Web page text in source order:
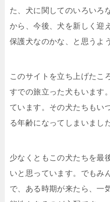
た、犬に関してのいろいろ
から、今後、犬を新しく迎
保護犬なのかな、と思うよ
このサイトを立ち上げたこ
すでの旅立った犬もいます
ています。その犬たちもい
る年齢になってしまいまし
少なくともこの犬たちを最
いと思っています。でもみ
で、ある時期が来たら、一